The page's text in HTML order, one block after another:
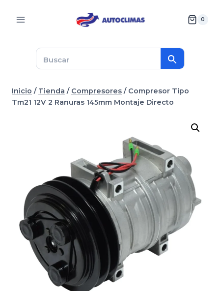
0
Inicio / Tienda / Compresores / Compresor Tipo
Tm21 12V 2 Ranuras 145mm Montaje Directo